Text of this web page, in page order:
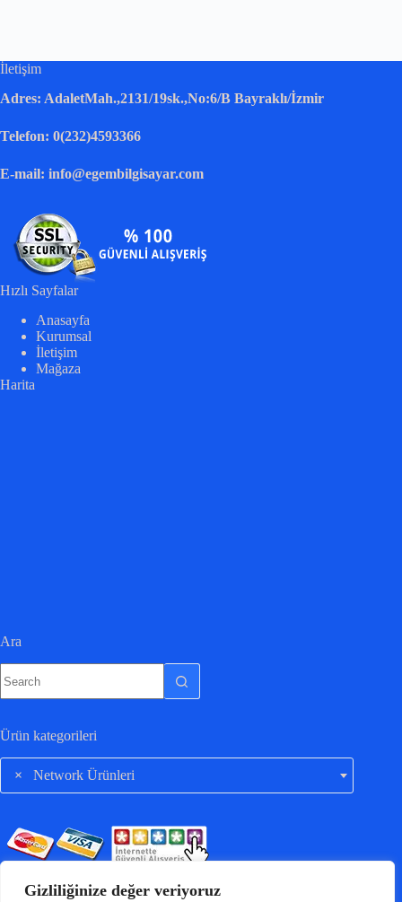
Gizliliğinize değer veriyoruz
İletişim
Adres: AdaletMah.,2131/19sk.,No:6/B Bayraklı/İzmir
Telefon: 0(232)4593366
E-mail: info@egembilgisayar.com
Hızlı Sayfalar
Anasayfa
Kurumsal
İletişim
Mağaza
Harita
Ara
Ürün kategorileri
× Network Ürünleri